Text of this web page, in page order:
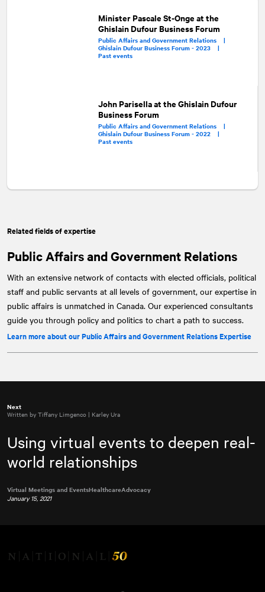
Minister Pascale St-Onge at the
Ghislain Dufour Business Forum
Public Affairs and Government Relations |
Ghislain Dufour Business Forum - 2023 |
Past events
John Parisella at the Ghislain Dufour
Business Forum
Public Affairs and Government Relations |
Ghislain Dufour Business Forum - 2022 |
Past events
Related fields of expertise
Public Affairs and Government Relations
With an extensive network of contacts with elected officials, political
staff and public servants at all levels of government, our expertise in
public affairs is unmatched in Canada. Our experienced consultants
guide you through policy and politics to chart a path to success.
Learn more about our Public Affairs and Government Relations Expertise
Next
Written by Tiffany Limgenco | Karley Ura
Using virtual events to deepen real-
world relationships
Virtual Meetings and EventsHealthcareAdvocacy
January 15, 2021